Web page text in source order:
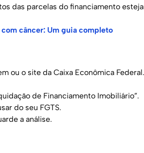
das parcelas do financiamento
câncer: Um guia completo
ou o site da Caixa Econômica Federal.
de Financiamento Imobiliário”.
do seu FGTS.
a análise.